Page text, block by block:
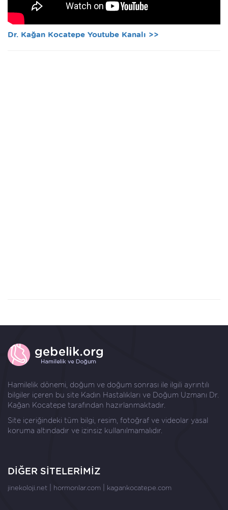
Dr. Kağan Kocatepe Youtube Kanalı >>
Hamilelik dönemi, doğum ve doğum sonrası ile ilgili ayrıntılı
bilgiler içeren bu site Kadın Hastalıkları ve Doğum Uzmanı Dr.
Kağan Kocatepe tarafından hazırlanmaktadır.
Site içeriğindeki tüm bilgi, resim, fotoğraf ve videolar yasal
koruma altındadır ve izinsiz kullanılmamalıdır.
DİĞER SİTELERİMİZ
jinekoloji.net hormonlar.com kagankocatepe.com